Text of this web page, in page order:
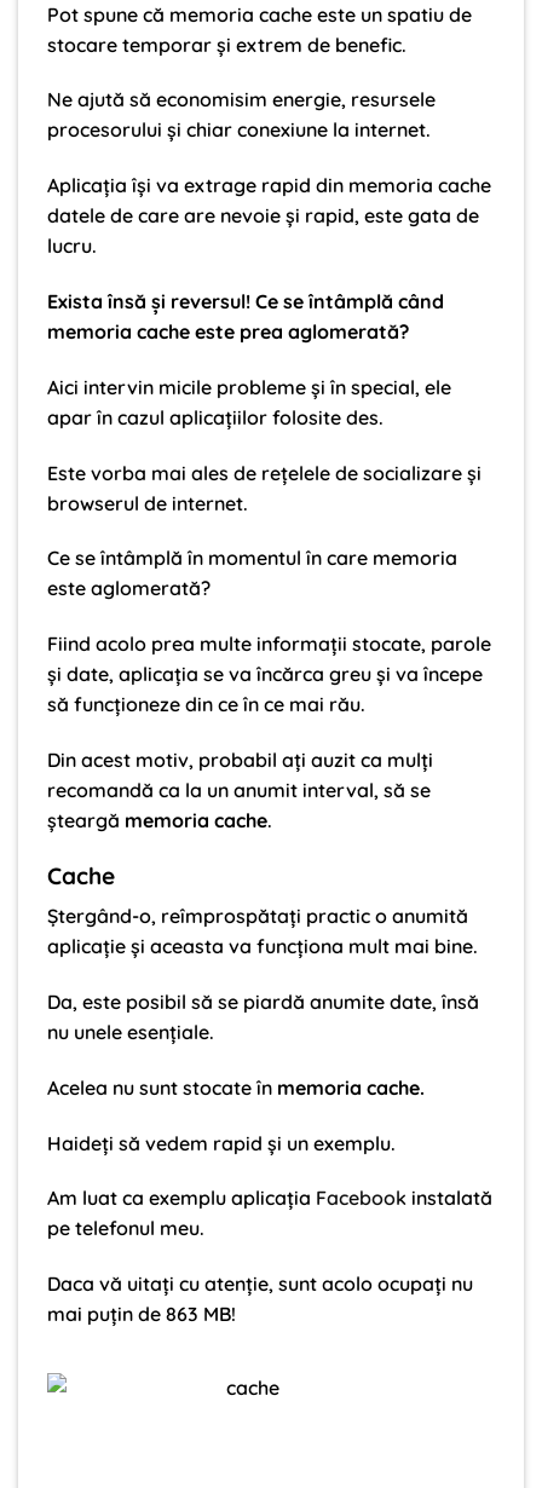
Pot spune că memoria cache este un spatiu de
stocare temporar și extrem de benefic.
Ne ajută să economisim energie, resursele
procesorului și chiar conexiune la internet.
Aplicația își va extrage rapid din memoria cache
datele de care are nevoie și rapid, este gata de
lucru.
Exista însă și reversul! Ce se întâmplă când
memoria cache este prea aglomerată?
Aici intervin micile probleme și în special, ele
apar în cazul aplicațiilor folosite des.
Este vorba mai ales de rețelele de socializare și
browserul de internet.
Ce se întâmplă în momentul în care memoria
este aglomerată?
Fiind acolo prea multe informații stocate, parole
și date, aplicația se va încărca greu și va începe
să funcționeze din ce în ce mai rău.
Din acest motiv, probabil ați auzit ca mulți
recomandă ca la un anumit interval, să se
șteargă memoria cache.
Cache
Ștergând-o, reîmprospătați practic o anumită
aplicație și aceasta va funcționa mult mai bine.
Da, este posibil să se piardă anumite date, însă
nu unele esențiale.
Acelea nu sunt stocate în memoria cache.
Haideți să vedem rapid și un exemplu.
Am luat ca exemplu aplicația Facebook instalată
pe telefonul meu.
Daca vă uitați cu atenție, sunt acolo ocupați nu
mai puțin de 863 MB!